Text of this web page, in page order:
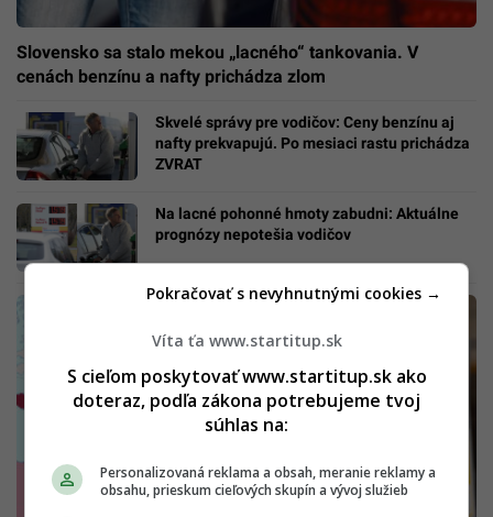
Slovensko sa stalo mekou „lacného“ tankovania. V
cenách benzínu a nafty prichádza zlom
Skvelé správy pre vodičov: Ceny benzínu aj
nafty prekvapujú. Po mesiaci rastu prichádza
ZVRAT
Na lacné pohonné hmoty zabudni: Aktuálne
prognózy nepotešia vodičov
Víta ťa www.startitup.sk
S cieľom poskytovať www.startitup.sk ako
doteraz, podľa zákona potrebujeme tvoj
súhlas na:
Personalizovaná reklama a obsah, meranie reklamy a
obsahu, prieskum cieľových skupín a vývoj služieb
Pokračovať s nevyhnutnými cookies →